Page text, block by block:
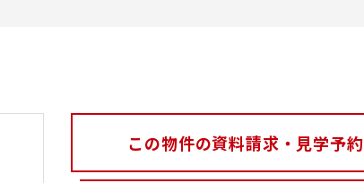
この物件の資料請求・見学予約